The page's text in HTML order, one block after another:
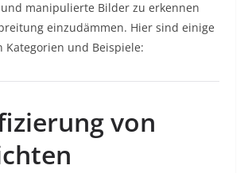
und manipulierte Bilder zu erkennen
einzudämmen. Hier sind einige
Kategorien und Beispiele:
von